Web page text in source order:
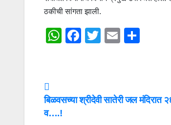
ठकीची सांगता झाली.
W
A
p
F
b
T
E
Post
navigation
बिळवसच्या श्रीदेवी सातेरी जल मंदिरात
व….!